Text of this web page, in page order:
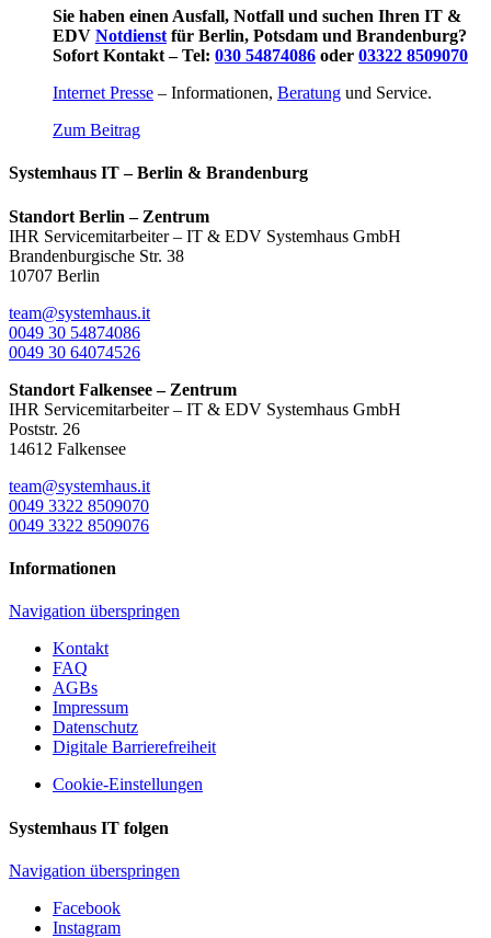
Sie haben einen Ausfall, Notfall und suchen Ihren IT &
EDV Notdienst für Berlin, Potsdam und Brandenburg?
Sofort Kontakt – Tel: 030 54874086 oder 03322 8509070
Internet Presse – Informationen, Beratung und Service.
Zum Beitrag
Systemhaus IT – Berlin & Brandenburg
Standort Berlin – Zentrum
IHR Servicemitarbeiter – IT & EDV Systemhaus GmbH
Brandenburgische Str. 38
10707 Berlin
team@systemhaus.it
0049 30 54874086
0049 30 64074526
Standort Falkensee – Zentrum
IHR Servicemitarbeiter – IT & EDV Systemhaus GmbH
Poststr. 26
14612 Falkensee
team@systemhaus.it
0049 3322 8509070
0049 3322 8509076
Informationen
Navigation überspringen
Kontakt
FAQ
AGBs
Impressum
Datenschutz
Digitale Barrierefreiheit
Cookie-Einstellungen
Systemhaus IT folgen
Navigation überspringen
Facebook
Instagram